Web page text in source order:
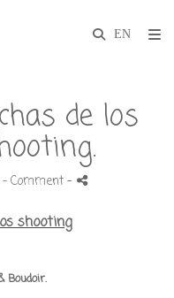
de los
- Comment-
shooting
Boudoir.